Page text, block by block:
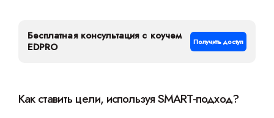
Бесплатная консультация с коучем
EDPRO
Получить доступ
Как ставить цели, используя SMART-подход?